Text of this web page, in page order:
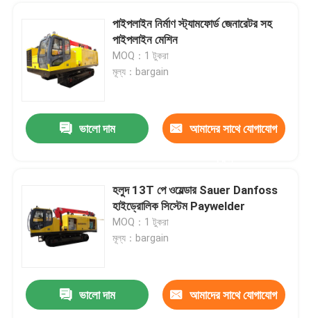
পাইপলাইন নির্মাণ স্ট্যামফোর্ড জেনারেটর সহ
পাইপলাইন মেশিন
MOQ：1 টুকরা
মূল্য：bargain
ভালো দাম আমাদের সাথে যোগাযোগ
হলুদ 13T পে ওয়েল্ডার Sauer Danfoss
হাইড্রোলিক সিস্টেম Paywelder
MOQ：1 টুকরা
মূল্য：bargain
ভালো দাম আমাদের সাথে যোগাযোগ